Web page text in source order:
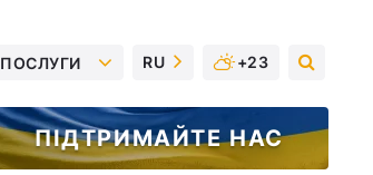
ПОСЛУГИ RU +23
ПІДТРИМАЙТЕ НАС